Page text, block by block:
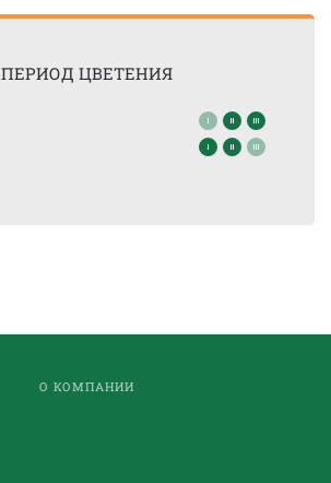
ПЕРИОД ЦВЕТЕНИЯ
О КОМПАНИИ